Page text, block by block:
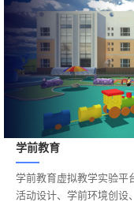
学前教育
——
学前教育虚拟教学实验平
活动设计、学前环境创设